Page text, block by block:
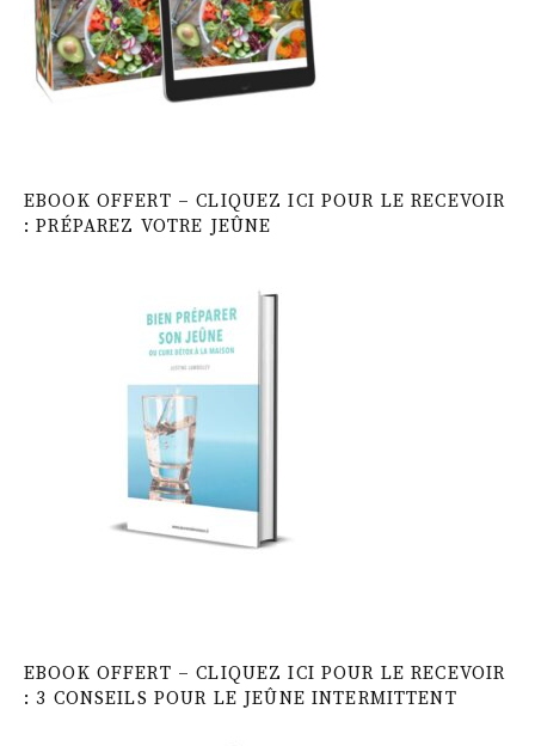
EBOOK OFFERT – CLIQUEZ ICI POUR LE RECEVOIR
: PRÉPAREZ VOTRE JEÛNE
EBOOK OFFERT – CLIQUEZ ICI POUR LE RECEVOIR
: 3 CONSEILS POUR LE JEÛNE INTERMITTENT